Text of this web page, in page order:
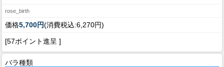
rose_birth
価格5,700円(消費税込:6,270円)
[57ポイント進呈 ]
バラ種類